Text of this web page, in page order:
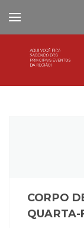
CORPO
QUARTA-